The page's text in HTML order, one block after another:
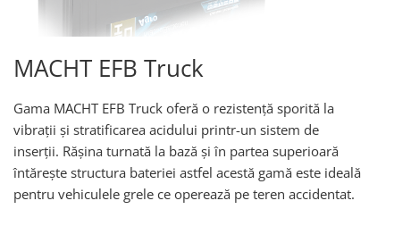
MACHT EFB Truck
Gama MACHT EFB Truck oferă o rezistență sporită la
vibrații și stratificarea acidului printr-un sistem de
inserţii. Răşina turnată la bază și în partea superioară
întărește structura bateriei astfel acestă gamă este ideală
pentru vehiculele grele ce operează pe teren accidentat.